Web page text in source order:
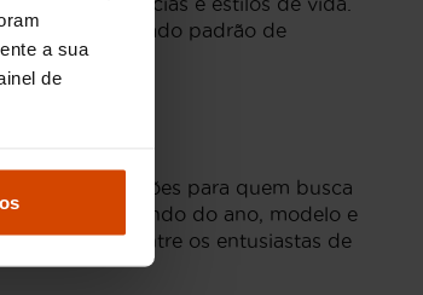
a sua
de
o mais elevado padrão de
de opções para quem busca
dependendo do ano, modelo e
popular entre os entusiastas de